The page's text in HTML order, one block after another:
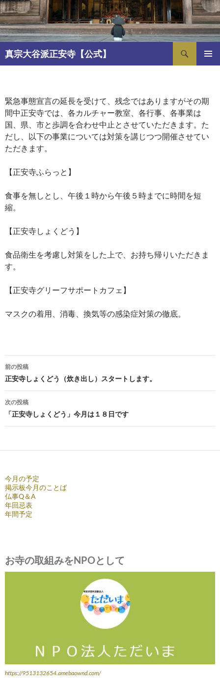
コ
ン
テ
ン
ツ
へ
ッ
プ
真宗大谷派正安寺【公式】
検
索
緊急事態宣言下の各事業の
対応について
2021年9月9日 SHOANJI
緊急事態宣言の延長を受けて、残念ではありますがその期
間中正安寺では、各カルチャー教室、各行事、各事業は
国、県、市と歩調を合わせ中止とさせていただきます。た
だし、以下の事業については対策を講じつつ開催させてい
ただきます。
【正安寺ふらっと】
食事を無しとし、午後１時から午後５時までに時間を短
縮。
【正安寺しょくどう】
食品衛生を考慮し対策をした上で、お持ち帰りいただきま
す。
【正安寺グリーフサポートカフェ】
マスクの着用、消毒、換気等の感染症対策の徹底。
投
稿
ナ
ビ
ゲ
ー
ョ
ン
前の投稿
正安寺しょくどう（炊き出し）スタートします。
次の投稿
「正安寺しょくどう」今月は１８日です
今月の予定
掲示板今月のことば
仏事Q＆A
年回忌表
年間予定
お寺の取組みをNPOとして
https://9513132654.amebaownd.com/